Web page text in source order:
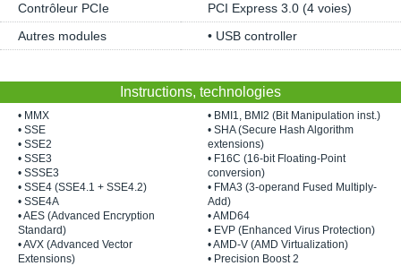
Contrôleur PCIe
PCI Express 3.0 (4 voies)
Autres modules
• USB controller
Instructions, technologies
• MMX
• SSE
• SSE2
• SSE3
• SSSE3
• SSE4 (SSE4.1 + SSE4.2)
• SSE4A
• AES (Advanced Encryption
Standard)
• AVX (Advanced Vector
Extensions)
• BMI1, BMI2 (Bit Manipulation inst.)
• SHA (Secure Hash Algorithm
extensions)
• F16C (16-bit Floating-Point
conversion)
• FMA3 (3-operand Fused Multiply-
Add)
• AMD64
• EVP (Enhanced Virus Protection)
• AMD-V (AMD Virtualization)
• Precision Boost 2